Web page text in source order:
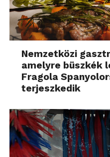
Nemzetközi
amelyre büszkék
Fragola
terjeszkedik